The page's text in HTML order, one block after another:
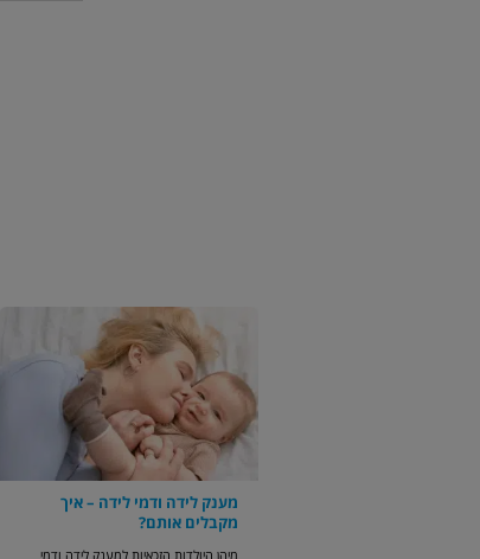
מענק לידה ודמי לידה – איך
מקבלים אותם?
מיהן היולדות הזכאיות למענק לידה ודמי